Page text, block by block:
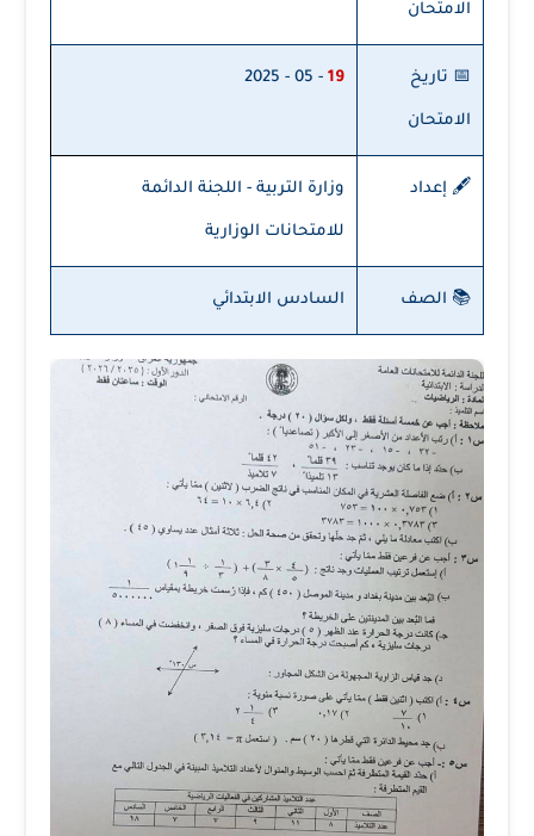
الامتحان
📅 تاريخ
الامتحان
19
- 05 - 2025
🖋️ إعداد وزارة التربية - اللجنة الدائمة
للامتحانات الوزارية
📚 الصف السادس الابتدائي